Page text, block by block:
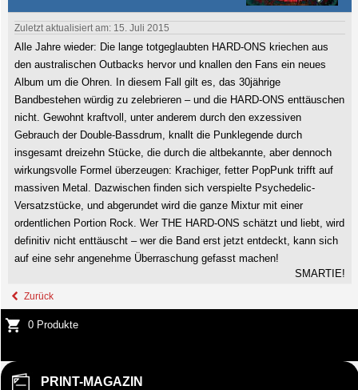
Zuletzt aktualisiert am: 15. Juli 2015
Alle Jahre wieder: Die lange totgeglaubten HARD-ONS kriechen aus
den australischen Outbacks hervor und knallen den Fans ein neues
Album um die Ohren. In diesem Fall gilt es, das 30jährige
Bandbestehen würdig zu zelebrieren – und die HARD-ONS enttäuschen
nicht. Gewohnt kraftvoll, unter anderem durch den exzessiven
Gebrauch der Double-Bassdrum, knallt die Punklegende durch
insgesamt dreizehn Stücke, die durch die altbekannte, aber dennoch
wirkungsvolle Formel überzeugen: Krachiger, fetter PopPunk trifft auf
massiven Metal. Dazwischen finden sich verspielte Psychedelic-
Versatzstücke, und abgerundet wird die ganze Mixtur mit einer
ordentlichen Portion Rock. Wer THE HARD-ONS schätzt und liebt, wird
definitiv nicht enttäuscht – wer die Band erst jetzt entdeckt, kann sich
auf eine sehr angenehme Überraschung gefasst machen!
SMARTIE!
Zurück
0 Produkte
PRINT-MAGAZIN